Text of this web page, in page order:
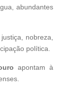
abundantes
nobreza,
política.
apontam à